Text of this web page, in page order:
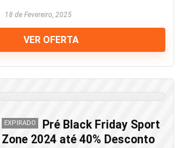
18 de Fevereiro, 2025
VER OFERTA
EXPIRADO
Pré Black Friday Sport
Zone 2024 até 40% Desconto